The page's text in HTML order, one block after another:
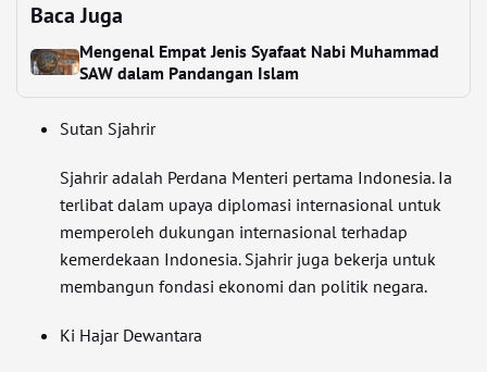
Baca Juga
Mengenal Empat Jenis Syafaat Nabi Muhammad
SAW dalam Pandangan Islam
Sutan Sjahrir
Sjahrir adalah Perdana Menteri pertama Indonesia. Ia
terlibat dalam upaya diplomasi internasional untuk
memperoleh dukungan internasional terhadap
kemerdekaan Indonesia. Sjahrir juga bekerja untuk
membangun fondasi ekonomi dan politik negara.
Ki Hajar Dewantara